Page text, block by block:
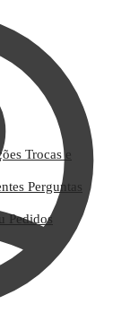
Trocas e
Perguntas